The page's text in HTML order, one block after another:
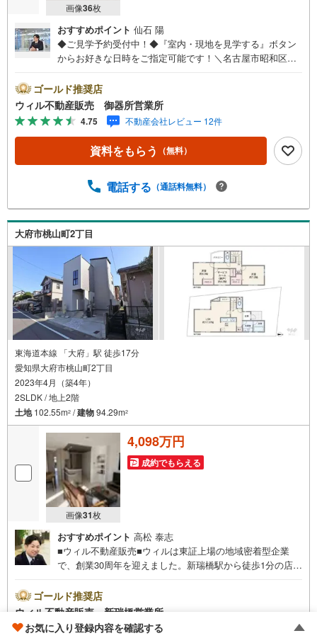
画像36枚
おすすめポイント 仙石 陽
◆ご見学予約受付中！◆『室内・現地を見学する』ボタン
からお好きな日時をご指定可能です！＼名古屋市昭和区、
名古屋市昭和区、天白区の直接のご売却依頼を数多くいた
だいている不動産仲介会社です。ネット上で分かる立地環
境はもちろん、過去にお任せいただいたお客様に現地の生
の声をもとに住戸環境を提案致します。＼平日のお住まい
探しの方へ/弊社では平日にご内覧・契約など平日にお住ま
い探しをされるお客様にサービスをご用意しています。＼
ています。事前にご予約頂きましたら営業時間外でのご内
ある方へ/不動産業者間で不動産情報が共有されているの
で、名古屋市全域や、その他隣接エリアでもご内覧が可能
です！ 【御器所営業所】○地下鉄桜通線、鶴舞線「御器
所」駅徒歩1分○お子様が遊べるキッズスペースあり○定休
日ございません
ゴールド推奨店
ウィル不動産販売 御器所営業所
4.75 不動産会社レビュー 12件
資料をもらう （無料）
電話する （通話料無料）
大府市桃山町2丁目
東海道本線 「大府」駅 徒歩17分
愛知県大府市桃山町2丁目
2023年4月（築4年）
2SLDK / 地上2階
土地102.55m2 /建物94.29m2
画像31枚
4,098万円
成約でもらえる
おすすめポイント 高松 泰志
■ウィル不動産販売■ウィルは東証上場の地域密着型企業
で、創業30周年を迎えました。新瑞橋駅から徒歩1分の店舗
り、お子様連れのお客様も安心してご利用いただけます。●
平日のお住まい探しの方へ●弊社では平日にご内覧や契約を
希望されるお客様のために、「平日会員制度」という割引
プランをご用意しています。●お仕事で忙しい方へ●午前10
ゴールド推奨店
ウィル不動産販売 新瑞橋営業所
4.71 不動産会社レビュー 28件
お気に入り登録内容を確認する